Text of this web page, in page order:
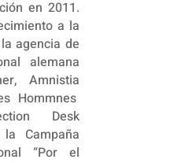
en 2011.
a la
agencia de
alemana
Amnistia
Hommnes
Desk
Campaña
“Por el